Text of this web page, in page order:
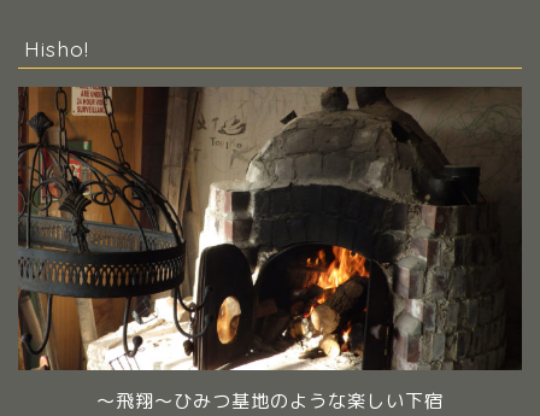
Hisho!
～飛翔～ひみつ基地のような楽しい下宿